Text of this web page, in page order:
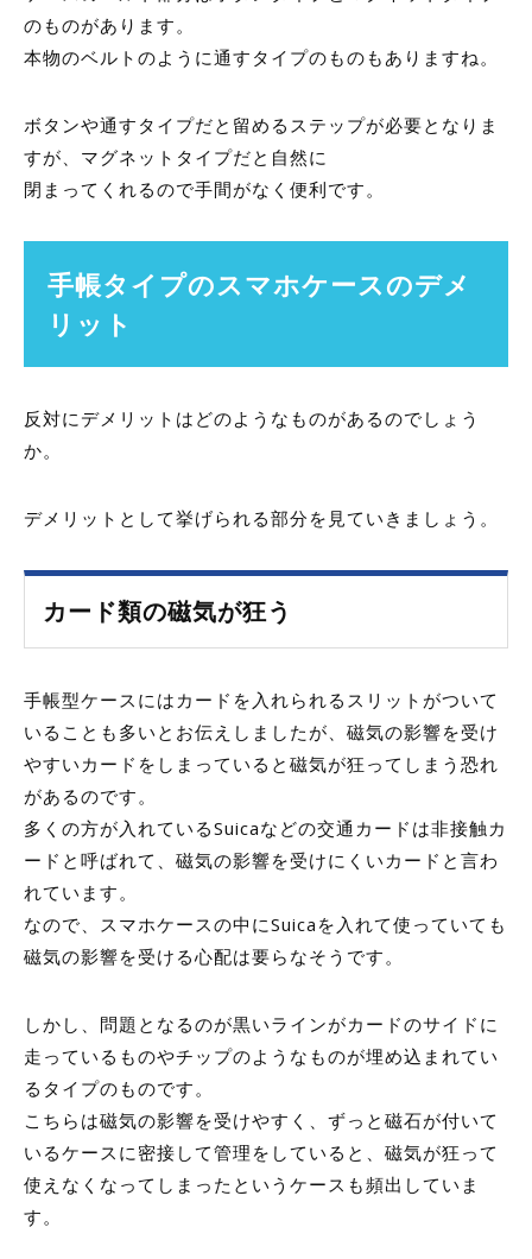
のものがあります。
本物のベルトのように通すタイプのものもありますね。
ボタンや通すタイプだと留めるステップが必要となりま
すが、マグネットタイプだと自然に
閉まってくれるので手間がなく便利です。
手帳タイプのスマホケースのデメ
リット
反対にデメリットはどのようなものがあるのでしょう
か。
デメリットとして挙げられる部分を見ていきましょう。
カード類の磁気が狂う
手帳型ケースにはカードを入れられるスリットがついて
いることも多いとお伝えしましたが、磁気の影響を受け
やすいカードをしまっていると磁気が狂ってしまう恐れ
があるのです。
多くの方が入れているSuicaなどの交通カードは非接触カ
ードと呼ばれて、磁気の影響を受けにくいカードと言わ
れています。
なので、スマホケースの中にSuicaを入れて使っていても
磁気の影響を受ける心配は要らなそうです。
しかし、問題となるのが黒いラインがカードのサイドに
走っているものやチップのようなものが埋め込まれてい
るタイプのものです。
こちらは磁気の影響を受けやすく、ずっと磁石が付いて
いるケースに密接して管理をしていると、磁気が狂って
使えなくなってしまったというケースも頻出していま
す。